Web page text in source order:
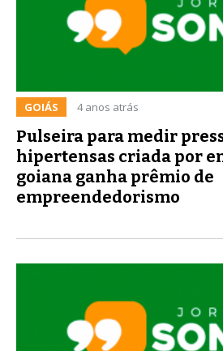
GOIÁS 4 anos atrás
Pulseira para medir
hipertensas criada por
goiana ganha prêmio de
empreendedorismo